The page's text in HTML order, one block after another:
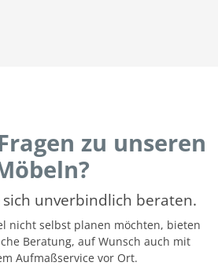
zu unseren
sich unverbindlich beraten.
nicht selbst planen möchten, bieten
Beratung, auf Wunsch auch mit
Aufmaßservice vor Ort.